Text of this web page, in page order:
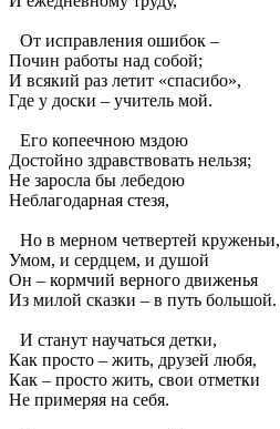
От исправления ошибок –
Почин работы над собой;
И всякий раз летит «спасибо»,
Где у доски – учитель мой.
Его копеечною мздою
Достойно здравствовать нельзя;
Не заросла бы лебедою
Неблагодарная стезя,
Но в мерном четвертей круженьи,
Умом, и сердцем, и душой
Он – кормчий верного движенья
Из милой сказки – в путь большой.
И станут научаться детки,
Как просто – жить, друзей любя,
Как – просто жить, свои отметки
Не примеряя на себя.